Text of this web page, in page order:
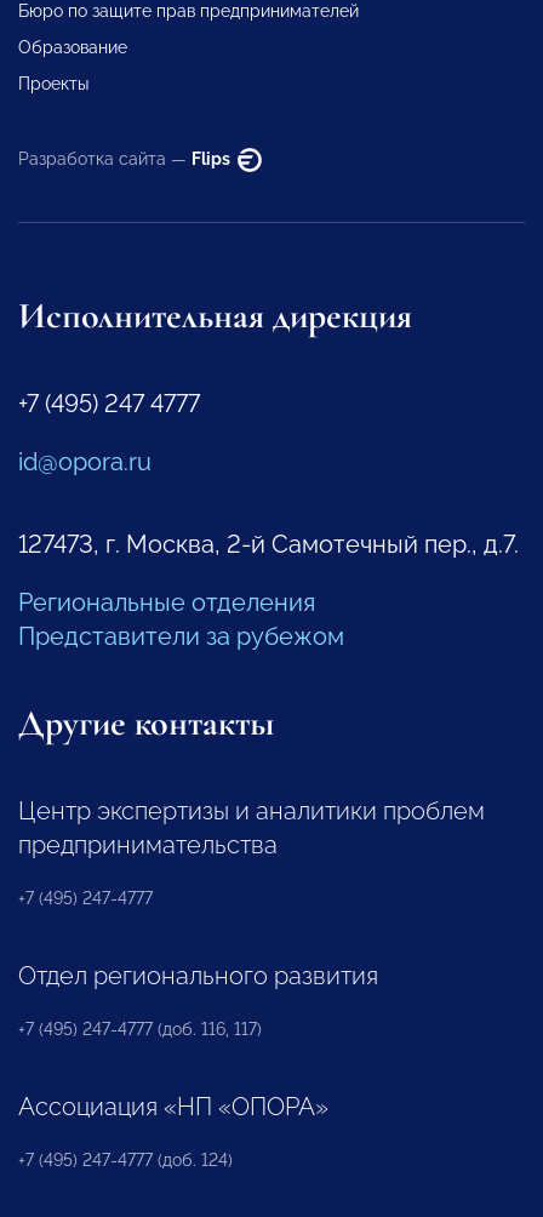
Бюро по защите прав предпринимателей
Образование
Проекты
Разработка сайта — Flips
Исполнительная дирекция
+7 (495) 247 4777
id@opora.ru
127473, г. Москва, 2-й Самотечный пер., д.7.
Региональные отделения
Представители за рубежом
Другие контакты
Центр экспертизы и аналитики проблем
предпринимательства
+7 (495) 247-4777
Отдел регионального развития
+7 (495) 247-4777 (доб. 116, 117)
Ассоциация «НП «ОПОРА»
+7 (495) 247-4777 (доб. 124)